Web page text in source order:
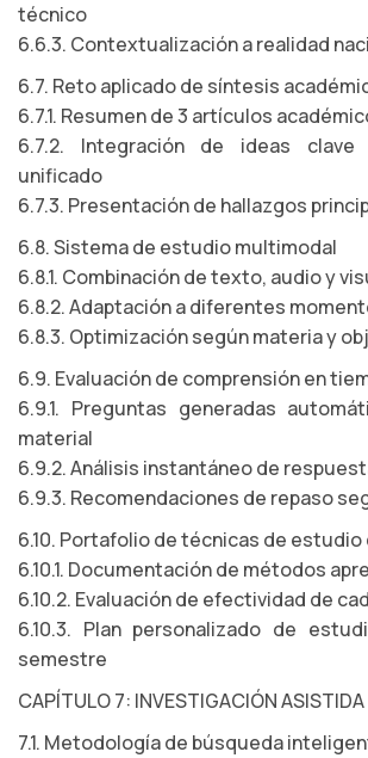
técnico
6.6.3. Contextualización a realidad
6.7. Reto aplicado de síntesis
6.7.1. Resumen de 3 artículos
6.7.2. Integración de ideas clave
unificado
6.7.3. Presentación de hallazgos
6.8. Sistema de estudio multimodal
6.8.1. Combinación de texto, audio y
6.8.2. Adaptación a diferentes
6.8.3. Optimización según materia y
6.9. Evaluación de comprensión en
6.9.1. Preguntas generadas
material
6.9.2. Análisis instantáneo de
6.9.3. Recomendaciones de repaso
6.10. Portafolio de técnicas de estudio
6.10.1. Documentación de métodos
6.10.2. Evaluación de efectividad de
6.10.3. Plan personalizado de
semestre
CAPÍTULO 7: INVESTIGACIÓN ASISTIDA
7.1. Metodología de búsqueda